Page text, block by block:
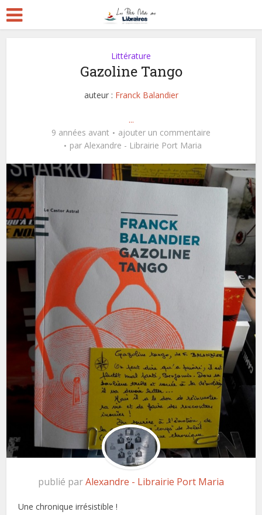
Littérature
Gazoline Tango
auteur : Franck Balandier
...
9 années avant
ajouter un commentaire
par Alexandre - Librairie Port Maria
publié parAlexandre - Librairie Port Maria
Une chronique irrésistible !